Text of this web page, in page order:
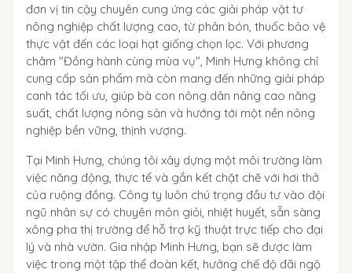
đơn vị tin cậy chuyên cung ứng các giải pháp vật tư
nông nghiệp chất lượng cao, từ phân bón, thuốc bảo vệ
thực vật đến các loại hạt giống chọn lọc. Với phương
châm "Đồng hành cùng mùa vụ", Minh Hưng không chỉ
cung cấp sản phẩm mà còn mang đến những giải pháp
canh tác tối ưu, giúp bà con nông dân nâng cao năng
suất, chất lượng nông sản và hướng tới một nền nông
nghiệp bền vững, thịnh vượng.
Tại Minh Hưng, chúng tôi xây dựng một môi trường làm
việc năng động, thực tế và gắn kết chặt chẽ với hơi thở
của ruộng đồng. Công ty luôn chú trọng đầu tư vào đội
ngũ nhân sự có chuyên môn giỏi, nhiệt huyết, sẵn sàng
xông pha thị trường để hỗ trợ kỹ thuật trực tiếp cho đại
lý và nhà vườn. Gia nhập Minh Hưng, bạn sẽ được làm
việc trong một tập thể đoàn kết, hưởng chế độ đãi ngộ